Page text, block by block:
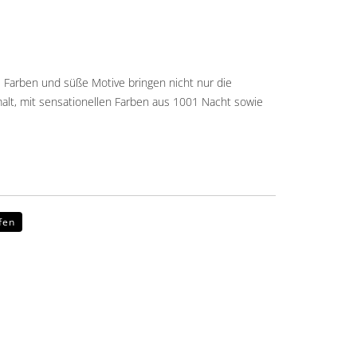
und süße Motive bringen nicht nur die
mit sensationellen Farben aus 1001 Nacht sowie